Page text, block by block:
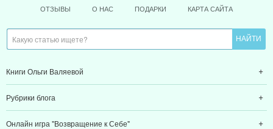
Рубрики блога
Онлайн игра "Возвращение к Себе"